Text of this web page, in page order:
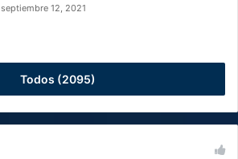
septiembre 12, 2021
Todos (2095)